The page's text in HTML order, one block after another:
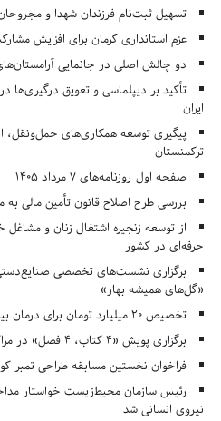
تسهیل ثبت‌نام فرزندان شهدا و
عزم استانداری کرمان برای افزایش
دو چالش اصلی در جانمایی
تأکید بر دیپلماسی و تعویق درگیری‌ها
ایران
پیگیری توسعه همکاری‌های حمل‌ونقل،
ترکمنستان
صفحه اول روزنامه‌های 7 مرداد 1405
بررسی طرح اصلاح قانون تأمین مالی به
از توسعه زنجیره اشتغال زنان و
حرفه‌ای در کشور
برگزاری نشست‌های تخصصی صنایع‌دستی
«گل‌های همیشه بهار»
تخصیص ۲۰ میلیارد تومان برای درمان بیماران هموفیلی
برگزاری پویش «۴ کتاب، ۴ فصل» در مراکز کانون البرز
فراخوان نخستین مسابقه طراحی تمبر
رئیس سازمان محیط‌زیست خواستار
نیروی انسانی شد